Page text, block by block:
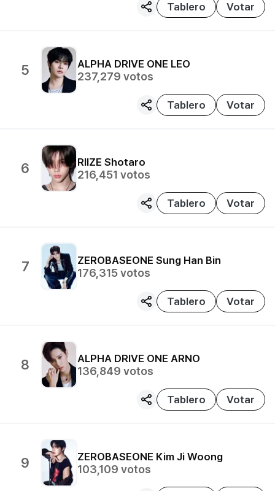
Tablero Votar
5 ALPHA DRIVE ONE LEO
237,279 votos
Tablero Votar
6 RIIZE Shotaro
216,451 votos
Tablero Votar
7 ZEROBASEONE Sung Han Bin
176,315votos
Tablero Votar
8 ALPHA DRIVE ONE ARNO
136,849 votos
Tablero Votar
9 ZEROBASEONE Kim Ji Woong
103,109 votos